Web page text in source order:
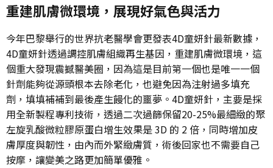
重建肌膚微環境，展現好氣色與活力
今年巴黎舉行的世界抗老醫學會更發表4D童妍針最新數據，
4D童妍針透過調控肌膚組織再生基因，重建肌膚微環境，這
個重大發現震撼醫美圈，因為這是目前第一個也是唯一一個
針劑能夠從源頭根本去除老化，也避免因為注射過多填充
劑，填填補補到最後產生饅化的噩夢。4D童妍針，主要是採
用全新製程專利技術，透過二次過篩保留20-25%最細緻的聚
左旋乳酸微粒膠原蛋白增生效果是 3D 的 2 倍，同時增加皮
膚厚度與韌性，由內而外緊緻膚質，術後回家也不需要自己
按摩，讓變美之路更加簡單優雅。